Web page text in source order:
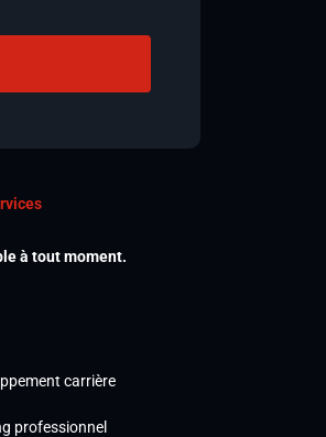
à tout moment.
carrière
professionnel